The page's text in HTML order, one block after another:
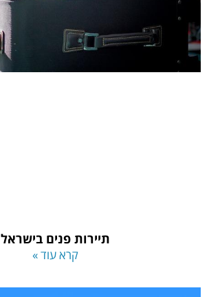
תיירות פנים בישראל
קרא עוד »